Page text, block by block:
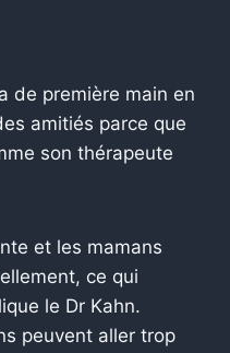
de première main en
amitiés parce que
son thérapeute
et les mamans
ce qui
le Dr Kahn.
peuvent aller trop